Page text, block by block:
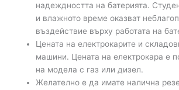
надеждността на батерията.
и влажното време оказват
въздействие върху работата на
Цената на електрокарите и
машини. Цената на електрокара е
на модела с газ или дизел.
Желателно е да имате налична